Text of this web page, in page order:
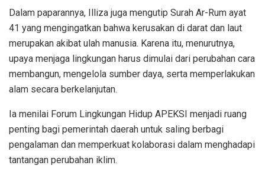
Dalam paparannya, Illiza juga mengutip Surah Ar-Rum ayat
41 yang mengingatkan bahwa kerusakan di darat dan laut
merupakan akibat ulah manusia. Karena itu, menurutnya,
upaya menjaga lingkungan harus dimulai dari perubahan cara
membangun, mengelola sumber daya, serta memperlakukan
alam secara berkelanjutan.
Ia menilai Forum Lingkungan Hidup APEKSI menjadi ruang
penting bagi pemerintah daerah untuk saling berbagi
pengalaman dan memperkuat kolaborasi dalam menghadapi
tantangan perubahan iklim.